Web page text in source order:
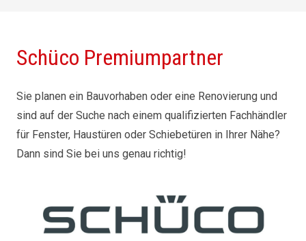
Schüco Premiumpartner
Sie planen ein Bauvorhaben oder eine Renovierung und
sind auf der Suche nach einem qualifizierten Fachhändler
für Fenster, Haustüren oder Schiebetüren in Ihrer Nähe?
Dann sind Sie bei uns genau richtig!